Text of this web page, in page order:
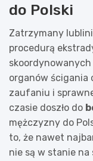
do Polski
Zatrzymany
procedurą
organów ścigania
zaufaniu i
czasie doszło do
mężczyzny do
to, że nawet
nie są w stanie na